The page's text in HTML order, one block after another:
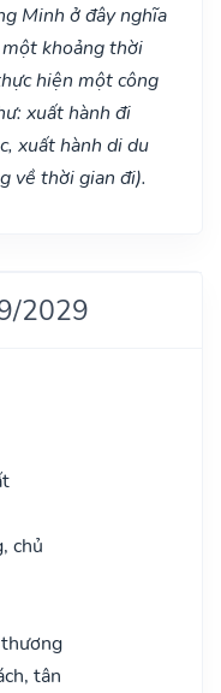
Minh ở đây nghĩa
khoảng thời
hiện một công
xuất hành đi
xuất hành di du
về thời gian đi).
2029
chủ
tân